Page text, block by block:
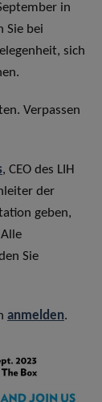
in
Sie bei
sich
Verpassen
, CEO des LIH
der
geben,
Sie
anmelden.